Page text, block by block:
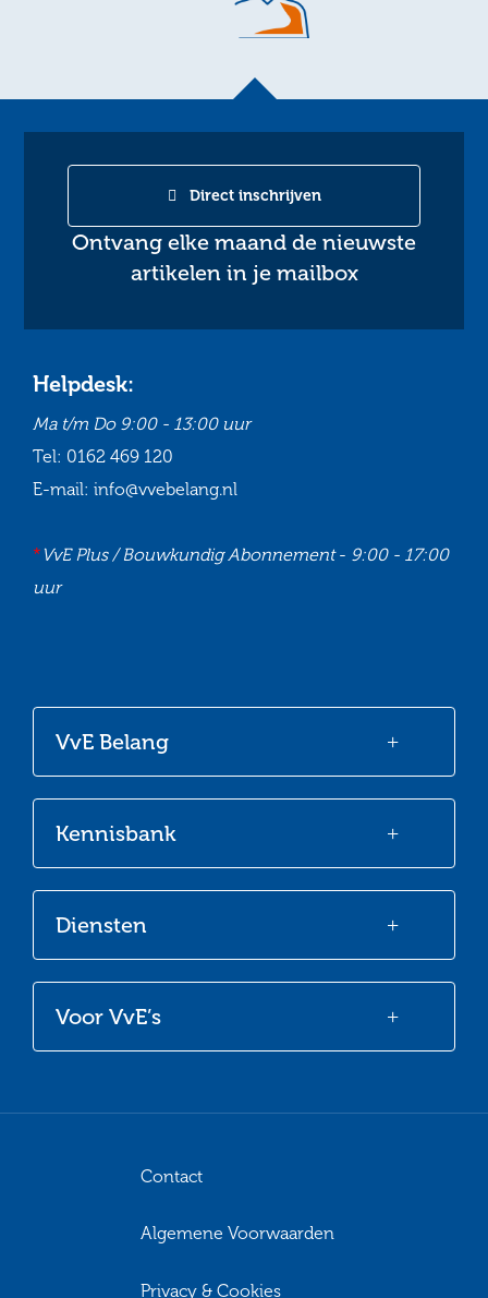
Ontvang elke maand de nieuwste
artikelen in je mailbox
Direct inschrijven
Voor VvE’s
Diensten
Kennisbank
VvE Belang
Helpdesk:
Ma t/m Do 9:00 - 13:00 uur
Tel: 0162 469 120
E-mail: info@vvebelang.nl
*VvE Plus / Bouwkundig Abonnement- 9:00 - 17:00
uur
Contact
Algemene Voorwaarden
Privacy & Cookies